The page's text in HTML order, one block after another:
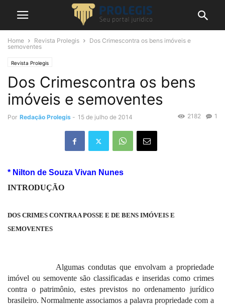
Home Revista Prolegis
Dos Crimescontra os bens imóveis e
semoventes
Revista Prolegis
Dos Crimescontra os bens
imóveis e semoventes
Por Redação Prolegis - 15 de julho de 2014 1
2182
* Nilton de Souza Vivan Nunes
INTRODUÇÃO
DOS CRIMES CONTRA A POSSE E DE BENS IMÓVEIS E
SEMOVENTES
Algumas condutas que envolvam a propriedade
imóvel ou semovente são classificadas e inseridas como crimes
contra o patrimônio, estes previstos no ordenamento jurídico
brasileiro. Normalmente associamos a palavra propriedade com a